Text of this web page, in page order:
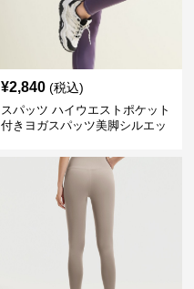
¥2,840 (税込)
スパッツ ハイウエストポケット
付きヨガスパッツ美脚シルエッ